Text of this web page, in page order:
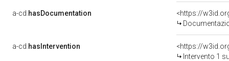
a-cd:hasDocumentation
a-cd:hasIntervention
<https://
Intervento 1